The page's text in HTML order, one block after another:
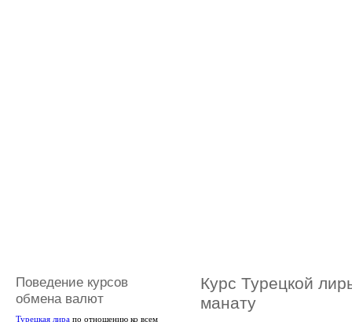
Поведение курсов
обмена валют
Турецкая лира по отношению ко всем
Курс Турецкой
манату